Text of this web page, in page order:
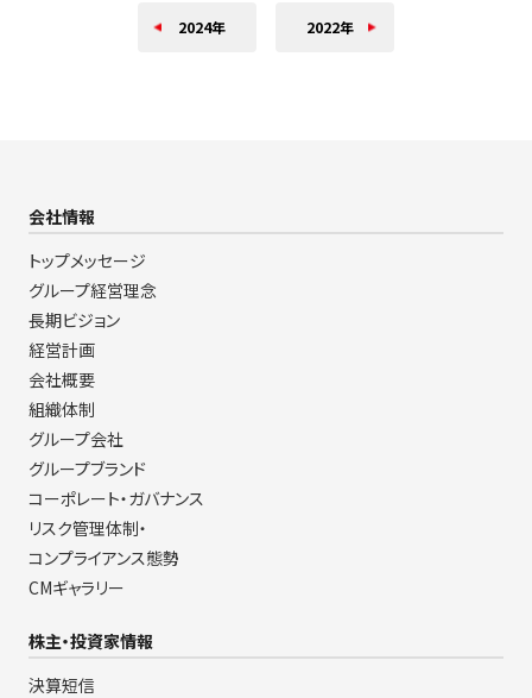
2024年 2022年
会社情報
トップメッセージ
グループ経営理念
長期ビジョン
経営計画
会社概要
組織体制
グループ会社
グループブランド
コーポレート・ガバナンス
リスク管理体制・
コンプライアンス態勢
CMギャラリー
株主・投資家情報
決算短信